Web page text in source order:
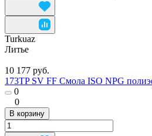
Turkuaz
Литье
10 177 руб.
173TP SV FF Смола ISO NPG
0
0
В корзину